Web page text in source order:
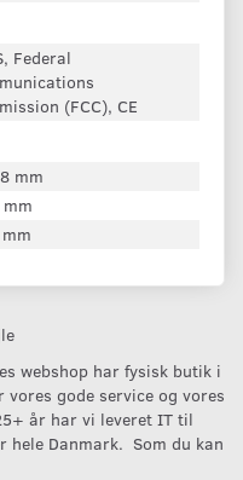
Federal
(FCC), CE
mm
webshop har fysisk butik i
gode service og vores
år har vi leveret IT til
hele Danmark. Som du kan